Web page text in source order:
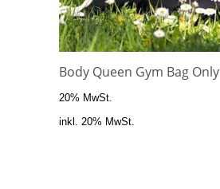
Body Queen Gym Bag Only
20% MwSt.
inkl. 20% MwSt.